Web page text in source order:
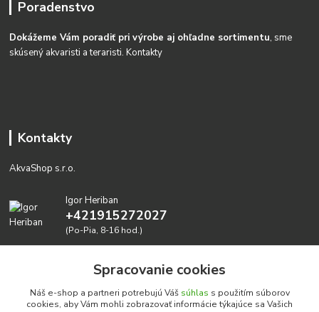
Poradenstvo
Dokážeme Vám poradiť pri výrobe aj ohľadne sortimentu, sme
skúsený akvaristi a teraristi.Kontakty
Kontakty
AkvaShop s.r.o.
Igor Heriban
+421915272027
(Po-Pia, 8-16 hod.)
Spracovanie cookies
Náš e-shop a partneri potrebujú Váš súhlas s použitím súborov
cookies, aby Vám mohli zobrazovať informácie týkajúce sa Vašich